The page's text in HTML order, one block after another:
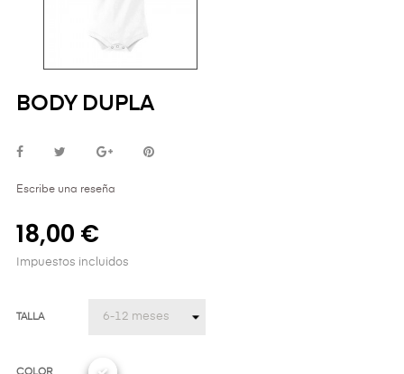
BODY DUPLA
Escribe una reseña
18,00 €
Impuestos incluidos
TALLA